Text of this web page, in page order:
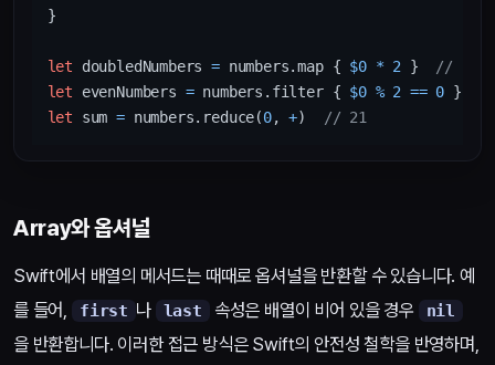
}
let doubledNumbers = numbers.map { $0 * 2 } // [0,
let evenNumbers = numbers.filter { $0 % 2 == 0 }
let sum = numbers.reduce(0, +) // 21
Array와 옵셔널
Swift에서 배열의 메서드는 때때로 옵셔널을 반환할 수 있습니다. 예
를 들어,
first 나 last 속성은 배열이 비어 있을 경우 nil
을 반환합니다. 이러한 접근 방식은 Swift의 안전성 철학을 반영하며,